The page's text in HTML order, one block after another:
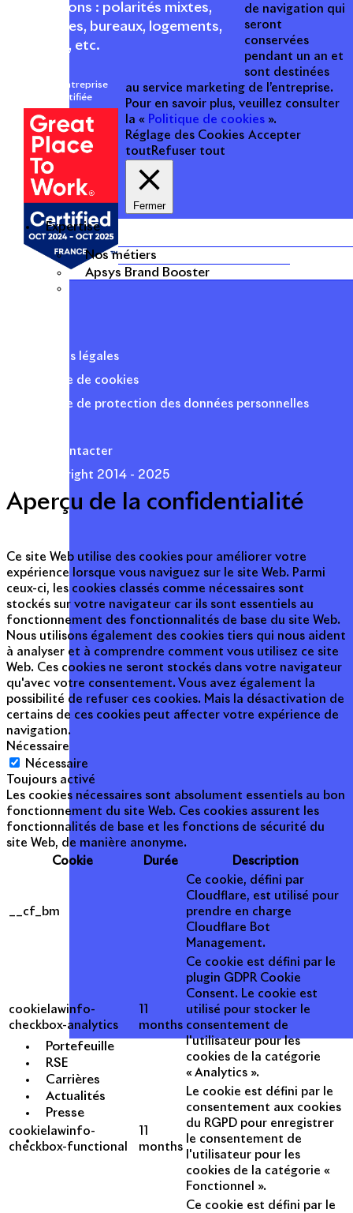
Expertise
Nos métiers
Apsys Brand Booster
Portefeuille
RSE
Carrières
Actualités
Presse
les fonctions : polarités mixtes,
commerces, bureaux, logements,
hôtellerie, etc.
Une entreprise
certifiée
Mentions légales
Politique de cookies
Politique de protection des données personnelles
Nous contacter
© Copyright 2014 - 2025
de navigation qui
seront
conservées
pendant un an et
sont destinées
au service marketing de l’entreprise.
Pour en savoir plus, veuillez consulter
la « Politique de cookies ».
Réglage des Cookies Accepter
tout Refuser tout
Fermer
Aperçu de la confidentialité
Ce site Web utilise des cookies pour améliorer votre
expérience lorsque vous naviguez sur le site Web. Parmi
ceux-ci, les cookies classés comme nécessaires sont
stockés sur votre navigateur car ils sont essentiels au
fonctionnement des fonctionnalités de base du site Web.
Nous utilisons également des cookies tiers qui nous aident
à analyser et à comprendre comment vous utilisez ce site
Web. Ces cookies ne seront stockés dans votre navigateur
qu'avec votre consentement. Vous avez également la
possibilité de refuser ces cookies. Mais la désactivation de
certains de ces cookies peut affecter votre expérience de
navigation.
Nécessaire
Nécessaire
Toujours activé
Les cookies nécessaires sont absolument essentiels au bon
fonctionnement du site Web. Ces cookies assurent les
fonctionnalités de base et les fonctions de sécurité du
site Web, de manière anonyme.
Cookie
Durée Description
__cf_bm
Ce cookie, défini par
Cloudflare, est utilisé pour
prendre en charge
Cloudflare Bot
Management.
cookielawinfo-
checkbox-analytics
months
Ce cookie est défini par le
plugin GDPR Cookie
Consent. Le cookie est
utilisé pour stocker le
consentement de
l'utilisateur pour les
cookies de la catégorie
« Analytics ».
cookielawinfo-
checkbox-functional
months
Le cookie est défini par le
consentement aux cookies
du RGPD pour enregistrer
le consentement de
l'utilisateur pour les
cookies de la catégorie «
Fonctionnel ».
Ce cookie est défini par le